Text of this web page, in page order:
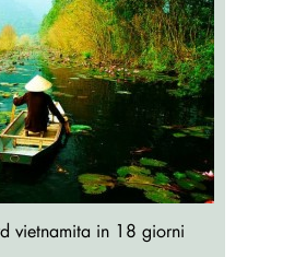
vietnamita in 18 giorni